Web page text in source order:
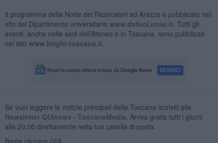
Il programma della Notte dei Ricercatori ad Arezzo è pubblicato nel
sito del Dipartimento universitario www.dsfuci.unisi.it . Tutti gli
eventi, anche nelle sedi dell’Ateneo e in Toscana, sono pubblicati
nel sito www.bright-toscana.it
Se vuoi leggere le notizie principali della Toscana iscriviti alla
Newsletter QUInews - ToscanaMedia. Arriva gratis tutti i giorni
alle 20:00 direttamente nella tua casella di posta.
Basta cliccare QUI